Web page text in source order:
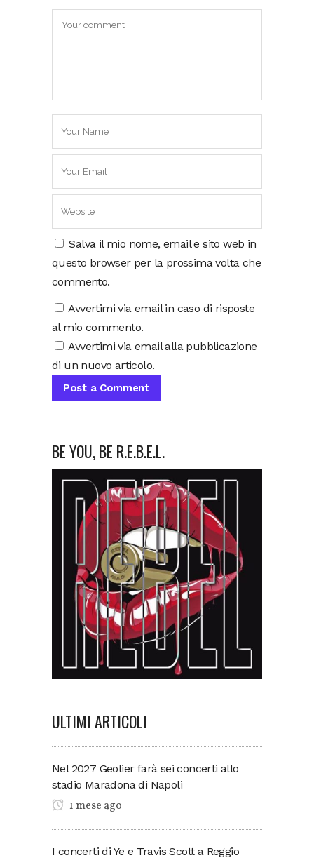
Salva il mio nome, email e sito web in
questo browser per la prossima volta che
commento.
Avvertimi via email in caso di risposte
al mio commento.
Avvertimi via email alla pubblicazione
di un nuovo articolo.
BE YOU, BE R.E.B.E.L.
ULTIMI ARTICOLI
Nel 2027 Geolier farà sei concerti allo
stadio Maradona di Napoli
1 mese ago
I concerti di Ye e Travis Scott a Reggio